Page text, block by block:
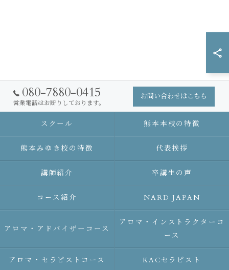
080-7880-0415
営業電話はお断りしております。
お問い合わせはこちら
スクール 熊本本校の特徴
熊本みゆき校の特徴 代表挨拶
講師紹介 卒講生の声
コース紹介 NARD JAPAN
アロマ・アドバイザーコース
アロマ・インストラクターコ
ース
アロマ・セラピストコース KACセラピスト